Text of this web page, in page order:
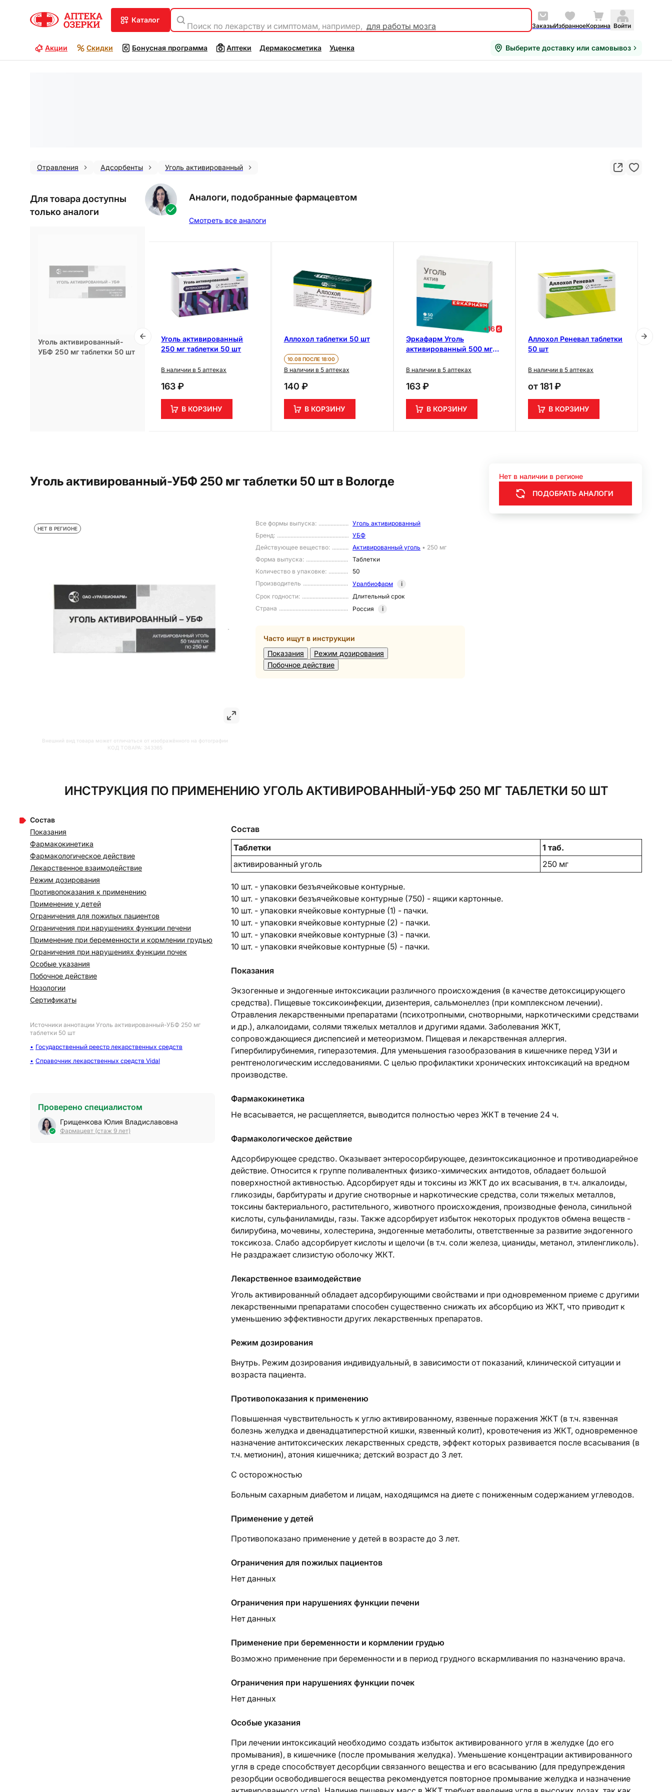
каталог
Поиск по лекарству и симптомам, например, для работы мозга ЗаказыИзбранноеКорзина Войти
Акции Скидки Бонусная программа Аптеки Дермакосметика Уценка Выберите доставку или самовывоз
Отравления Адсорбенты Уголь активированный
Для товара доступны
только аналоги
Уголь активированный-
УБФ 250 мг таблетки 50 шт
Аналоги, подобранные фармацевтом
Смотреть все аналоги
Фильтрум-СТИ 400 мг
таблетки 50 шт
Уголь активированный
250 мг таблетки 50 шт
В наличии в 5 аптеках
163 ₽
В КОРЗИНУ
Аллохол таблетки 50 шт
10.08 ПОСЛЕ 18:00
В наличии в 5 аптеках
140 ₽
В КОРЗИНУ
+16
Эркафарм Уголь
активированный 500 мг
В наличии в 5 аптеках
163 ₽
В КОРЗИНУ
Аллохол Реневал таблетки
50 шт
В наличии в 5 аптеках
от181 ₽
В КОРЗИНУ
Уголь активированный-УБФ 250 мг таблетки 50 шт в Вологде
НЕТ В РЕГИОНЕ
Внешний вид товара может отличаться от изображённого на фотографии
КОД ТОВАРА: 343365
Все формы выпуска:
Уголь активированный
Бренд:
УБФ
Действующее вещество: Активированный уголь • 250 мг
Форма выпуска:
Таблетки
Количество в упаковке:
50
Производитель
Уралбиофарм
i
Срок годности:
Длительный срок
Страна
Россия i
Часто ищут в инструкции
Показания
Режим дозирования
Побочное действие
Нет в наличии в регионе
ПОДОБРАТЬ АНАЛОГИ
ИНСТРУКЦИЯ ПО ПРИМЕНЕНИЮ УГОЛЬ АКТИВИРОВАННЫЙ-УБФ 250 МГ ТАБЛЕТКИ 50 ШТ
Состав
Показания
Фармакокинетика
Фармакологическое действие
Лекарственное взаимодействие
Режим дозирования
Противопоказания к применению
Применение у детей
Ограничения для пожилых пациентов
Ограничения при нарушениях функции печени
Применение при беременности и кормлении грудью
Ограничения при нарушениях функции почек
Особые указания
Побочное действие
Нозологии
Сертификаты
Источники аннотации Уголь активированный-УБФ 250 мг
таблетки 50 шт
Государственный реестр лекарственных средств
Справочник лекарственных средств Vidal
Проверено специалистом
Грищенкова Юлия Владиславовна
Фармацевт (стаж 9 лет)
Состав
Таблетки
1 таб.
активированный уголь
250 мг
10 шт. - упаковки безъячейковые контурные.
10 шт. - упаковки безъячейковые контурные (750) - ящики картонные.
10 шт. - упаковки ячейковые контурные (1) - пачки.
10 шт. - упаковки ячейковые контурные (2) - пачки.
10 шт. - упаковки ячейковые контурные (3) - пачки.
10 шт. - упаковки ячейковые контурные (5) - пачки.
Показания
Экзогенные и эндогенные интоксикации различного происхождения (в качестве детоксицирующего
средства). Пищевые токсикоинфекции, дизентерия, сальмонеллез (при комплексном лечении).
Отравления лекарственными препаратами (психотропными, снотворными, наркотическими средствами
и др.), алкалоидами, солями тяжелых металлов и другими ядами. Заболевания ЖКТ,
сопровождающиеся диспепсией и метеоризмом. Пищевая и лекарственная аллергия.
Гипербилирубинемия, гиперазотемия. Для уменьшения газообразования в кишечнике перед УЗИ и
рентгенологическим исследованиями. С целью профилактики хронических интоксикаций на вредном
производстве.
Фармакокинетика
Не всасывается, не расщепляется, выводится полностью через ЖКТ в течение 24 ч.
Фармакологическое действие
Адсорбирующее средство. Оказывает энтеросорбирующее, дезинтоксикационное и противодиарейное
действие. Относится к группе поливалентных физико-химических антидотов, обладает большой
поверхностной активностью. Адсорбирует яды и токсины из ЖКТ до их всасывания, в т.ч. алкалоиды,
гликозиды, барбитураты и другие снотворные и наркотические средства, соли тяжелых металлов,
токсины бактериального, растительного, животного происхождения, производные фенола, синильной
кислоты, сульфаниламиды, газы. Также адсорбирует избыток некоторых продуктов обмена веществ -
билирубина, мочевины, холестерина, эндогенные метаболиты, ответственные за развитие эндогенного
токсикоза. Слабо адсорбирует кислоты и щелочи (в т.ч. соли железа, цианиды, метанол, этиленгликоль).
Не раздражает слизистую оболочку ЖКТ.
Лекарственное взаимодействие
Уголь активированный обладает адсорбирующими свойствами и при одновременном приеме с другими
лекарственными препаратами способен существенно снижать их абсорбцию из ЖКТ, что приводит к
уменьшению эффективности других лекарственных препаратов.
Режим дозирования
Внутрь. Режим дозирования индивидуальный, в зависимости от показаний, клинической ситуации и
возраста пациента.
Противопоказания к применению
Повышенная чувствительность к углю активированному, язвенные поражения ЖКТ (в т.ч. язвенная
болезнь желудка и двенадцатиперстной кишки, язвенный колит), кровотечения из ЖКТ, одновременное
назначение антитоксических лекарственных средств, эффект которых развивается после всасывания (в
т.ч. метионин), атония кишечника; детский возраст до 3 лет.
С осторожностью
Больным сахарным диабетом и лицам, находящимся на диете с пониженным содержанием углеводов.
Применение у детей
Противопоказано применение у детей в возрасте до 3 лет.
Ограничения для пожилых пациентов
Нет данных
Ограничения при нарушениях функции печени
Нет данных
Применение при беременности и кормлении грудью
Возможно применение при беременности и в период грудного вскармливания по назначению врача.
Ограничения при нарушениях функции почек
Нет данных
Особые указания
При лечении интоксикаций необходимо создать избыток активированного угля в желудке (до его
промывания), в кишечнике (после промывания желудка). Уменьшение концентрации активированного
угля в среде способствует десорбции связанного вещества и его всасыванию (для предупреждения
резорбции освободившегося вещества рекомендуется повторное промывание желудка и назначение